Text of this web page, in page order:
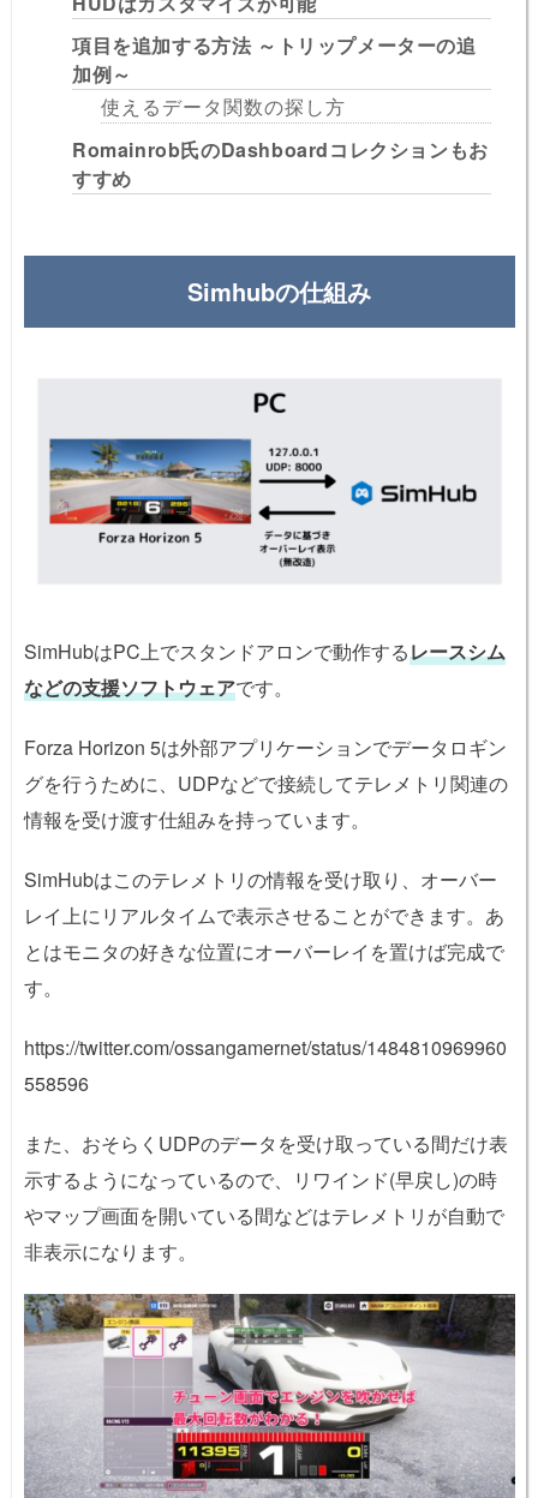
項目を追加する方法 ～トリップメーターの追
加例～
使えるデータ関数の探し方
Romainrob氏のDashboardコレクションもお
すすめ
Simhubの仕組み
SimHubはPC上でスタンドアロンで動作するレースシム
などの支援ソフトウェアです。
Forza Horizon 5は外部アプリケーションでデータロギン
グを行うために、UDPなどで接続してテレメトリ関連の
情報を受け渡す仕組みを持っています。
SimHubはこのテレメトリの情報を受け取り、オーバー
レイ上にリアルタイムで表示させることができます。あ
とはモニタの好きな位置にオーバーレイを置けば完成で
す。
https://twitter.com/ossangamernet/status/1484810969960
558596
また、おそらくUDPのデータを受け取っている間だけ表
示するようになっているので、リワインド(早戻し)の時
やマップ画面を開いている間などはテレメトリが自動で
非表示になります。